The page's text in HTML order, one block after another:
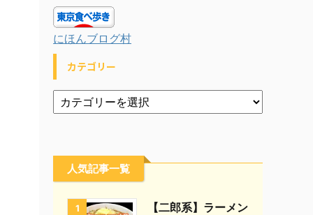
にほんブログ村
カテゴリー
人気記事一覧
1
【二郎系】ラーメン